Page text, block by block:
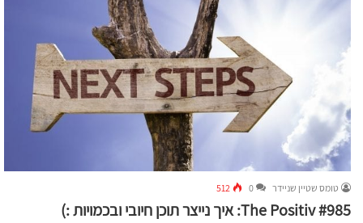
טומס שטיין שניידר 0
512
The Positiv #985: איך נייצר תוכן חיובי ובכמויות :)